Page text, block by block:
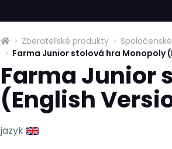
Zberateľské produkty
Farma Junior stolová hra Monopoly
Farma Junior
(English
jazyk